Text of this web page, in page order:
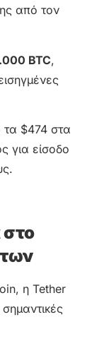
από τον
BTC,
τα $474 στα
για είσοδο
στο
η Tether